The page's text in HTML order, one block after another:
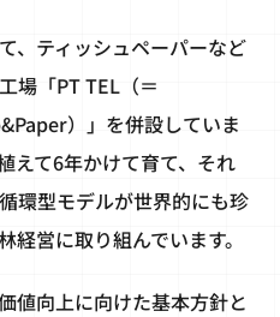
、ティッシュペーパーなど
場「PT TEL（＝
）」を併設していま
えて6年かけて育て、それ
環型モデルが世界的にも珍
経営に取り組んでいます。
値向上に向けた基本方針と